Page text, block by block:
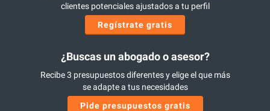
clientes potenciales ajustados a tu perfil
Regístrate gratis
¿Buscas un abogado o asesor?
Recibe 3 presupuestos diferentes y elige el que más
se adapte a tus necesidades
Pide presupuestos gratis